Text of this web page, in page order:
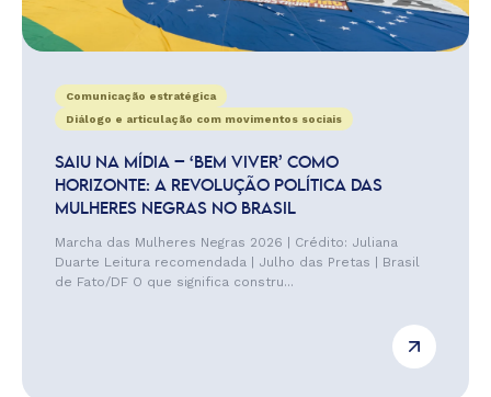
Comunicação estratégica
Diálogo e articulação com movimentos sociais
SAIU NA MÍDIA – ‘BEM VIVER’ COMO
HORIZONTE: A REVOLUÇÃO POLÍTICA DAS
MULHERES NEGRAS NO BRASIL
Marcha das Mulheres Negras 2026 | Crédito: Juliana
Duarte Leitura recomendada | Julho das Pretas | Brasil
de Fato/DF O que significa constru...